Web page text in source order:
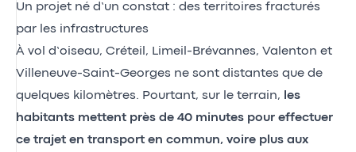
Un projet né d’un constat : des territoires fracturés
par les infrastructures
À vol d’oiseau, Créteil, Limeil-Brévannes, Valenton et
Villeneuve-Saint-Georges ne sont distantes que de
quelques kilomètres. Pourtant, sur le terrain, les
habitants mettent près de 40 minutes pour effectuer
ce trajet en transport en commun, voire plus aux